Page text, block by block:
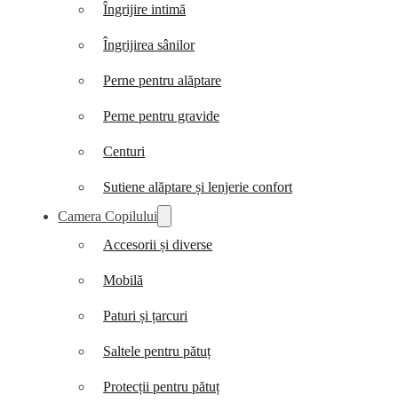
Îngrijire intimă
Îngrijirea sânilor
Perne pentru alăptare
Perne pentru gravide
Centuri
Sutiene alăptare și lenjerie confort
Camera Copilului
Accesorii și diverse
Mobilă
Paturi și țarcuri
Saltele pentru pătuț
Protecții pentru pătuț